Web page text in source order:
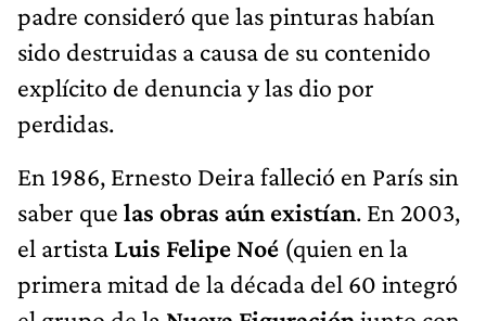
padre consideró que las pinturas habían
sido destruidas a causa de su contenido
explícito de denuncia y las dio por
perdidas.
En 1986, Ernesto Deira falleció en París sin
saber que las obras aún existían. En 2003,
el artista Luis Felipe Noé (quien en la
primera mitad de la década del 60 integró